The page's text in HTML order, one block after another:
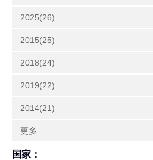
2025(26)
2015(25)
2018(24)
2019(22)
2014(21)
更多
国家：